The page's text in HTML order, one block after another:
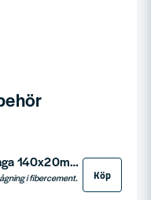
Bosch Cirkelsågsklinga 140x20mm 4T EXPERT FOR FIBER CEMENT
i fibercement. Köp